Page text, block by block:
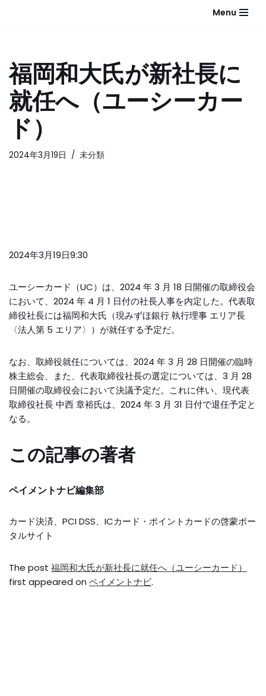
テ
ン
ツ
へ
ス
プ
Menu
福岡和大氏が新社長に
就任へ（ユーシーカー
ド）
2024年3月19日 未分類
2024年3月19日9:30
ユーシーカード（UC）は、2024 年 3 月 18 日開催の取締役会
において、2024 年 4 月 1 日付の社長人事を内定した。代表取
締役社長には福岡和大氏（現みずほ銀行 執行理事 エリア長
〈法人第 5 エリア〉）が就任する予定だ。
なお、取締役就任については、2024 年 3 月 28 日開催の臨時
株主総会、また、代表取締役社長の選定については、3 月 28
日開催の取締役会において決議予定だ。これに伴い、現代表
取締役社長 中西 章裕氏は、2024 年 3 月 31 日付で退任予定と
なる。
この記事の著者
ペイメントナビ編集部
カード決済、PCI DSS、ICカード・ポイントカードの啓蒙ポー
タルサイト
The post 福岡和大氏が新社長に就任へ（ユーシーカード）
first appeared on ペイメントナビ.